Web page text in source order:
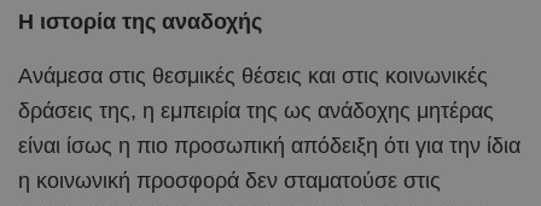
Η ιστορία της αναδοχής
Ανάμεσα στις θεσμικές θέσεις και στις κοινωνικές
δράσεις της, η εμπειρία της ως ανάδοχης μητέρας
είναι ίσως η πιο προσωπική απόδειξη ότι για την ίδια
η κοινωνική προσφορά δεν σταματούσε στις